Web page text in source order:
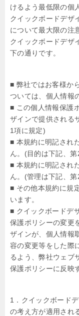
けるよう最低限の個
クイックボードデザ
について最大限の注
クイックボードデザ
下の通りです。
■ 弊社ではお客様か
ついては、個人情報
■ この個人情報保護
ザインで提供される
1項に規定)
■ 本規約に明記され
ん。(目的は下記、
■ 本規約に明記され
ん。(管理は下記、
■ その他本規約に規
います。
■ クイックボードデ
保護ポリシーの変更
ザインが、個人情報
容の変更等をした際
るよう、弊社ウェブ
保護ポリシーに反映
1．クイックボード
の考え方が適用され